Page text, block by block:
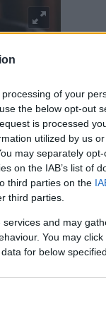
of your
the below opt-out
is processed
utilized by us
may separately
on the IAB’s list of
third parties on the
third parties.
and may
You may
for below
Dorottya
ő
a fiát a
jönne
nő –
valaki
a